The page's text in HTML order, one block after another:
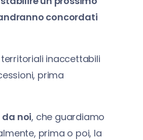
concordati
inaccettabili
prima
noi, che guardiamo
prima o poi, la